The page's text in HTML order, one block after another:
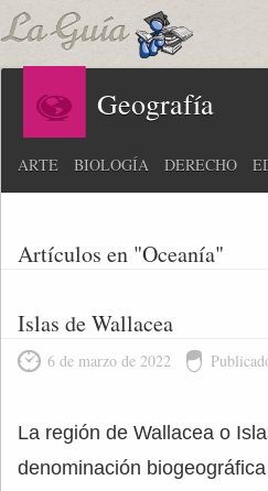
Geografía
ARTE BIOLOGÍA DERECHO
Artículos en "Oceanía"
Islas de Wallacea
6 de marzo de 2022
La región de Wallacea o
denominación